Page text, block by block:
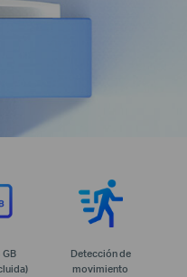
Detección de
movimiento